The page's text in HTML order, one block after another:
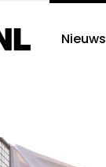
Nieuws